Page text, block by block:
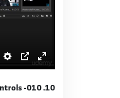
10. 010- transition controls